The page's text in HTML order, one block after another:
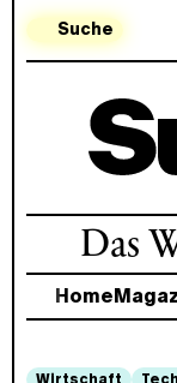
Suche
Das
Home
Wirtschaft Tech